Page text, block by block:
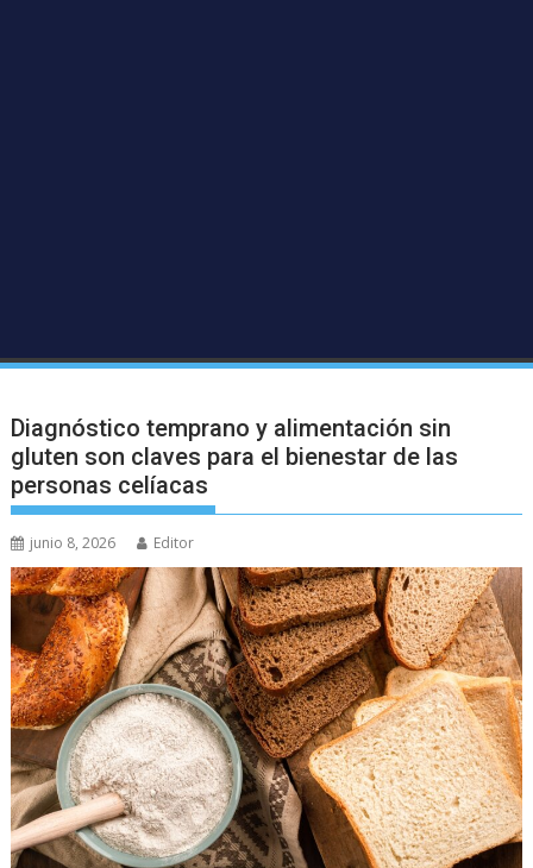
Diagnóstico temprano y alimentación sin
gluten son claves para el bienestar de las
personas celíacas
junio 8, 2026 Editor